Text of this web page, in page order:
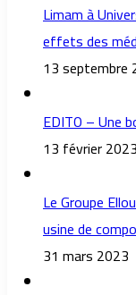
Limam à
effets des
13 septembre
EDITO – Une
13 février 2023
Le Groupe
usine de
31 mars 2023